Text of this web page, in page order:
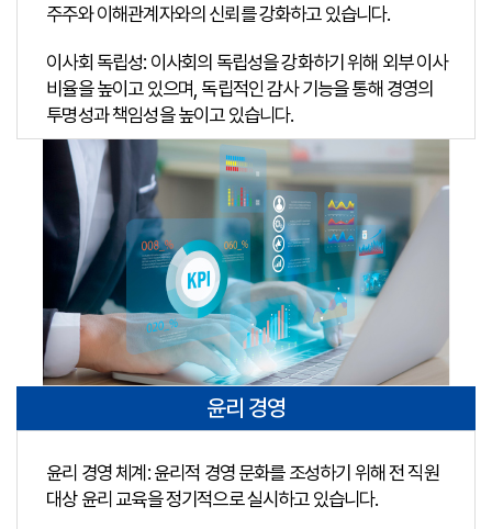
주주와 이해관계자와의 신뢰를 강화하고 있습니다.
이사회 독립성: 이사회의 독립성을 강화하기 위해 외부 이사
비율을 높이고 있으며, 독립적인 감사 기능을 통해 경영의
투명성과 책임성을 높이고 있습니다.
윤리 경영
윤리 경영 체계: 윤리적 경영 문화를 조성하기 위해 전 직원
대상 윤리 교육을 정기적으로 실시하고 있습니다.